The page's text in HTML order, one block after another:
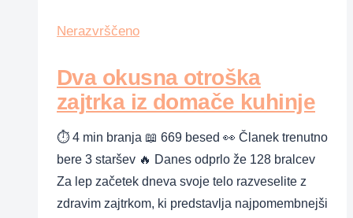
vztraja,
pride
do
rešitve
Nerazvrščeno
Dva okusna otroška
zajtrka iz domače kuhinje
⏱ 4 min branja 📖 669 besed 👀 Članek trenutno
bere 3 staršev 🔥 Danes odprlo že 128 bralcev
Za lep začetek dneva svoje telo razveselite z
zdravim zajtrkom, ki predstavlja najpomembnejši